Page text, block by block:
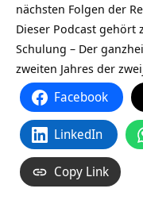
nächsten Folgen der
Dieser Podcast gehört
Schulung – Der
zweiten Jahres der
Facebook
LinkedIn
Copy Link